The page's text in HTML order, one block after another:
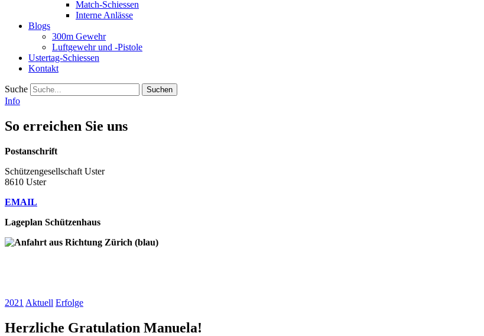
Match-Schiessen
Interne Anlässe
Blogs
300m Gewehr
Luftgewehr und -Pistole
Ustertag-Schiessen
Kontakt
Suche
Info
So erreichen Sie uns
Postanschrift
Schützengesellschaft Uster
8610 Uster
EMAIL
Lageplan Schützenhaus
2021 Aktuell Erfolge
Herzliche Gratulation Manuela!